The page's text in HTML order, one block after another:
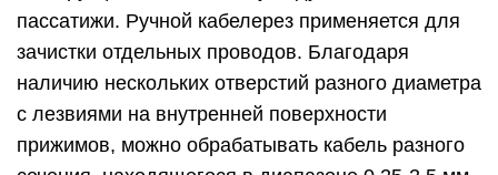
проводов является механический стриппер
Данный тип стриппера имеет компактные
размеры и небольшой вес, что делает его
удобным и практичным в использовании. Для
снятия изоляции подбирается размер отверстия,